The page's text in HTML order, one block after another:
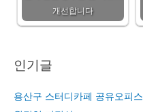
개선합니다
인기글
용산구 스터디카페 공유오피